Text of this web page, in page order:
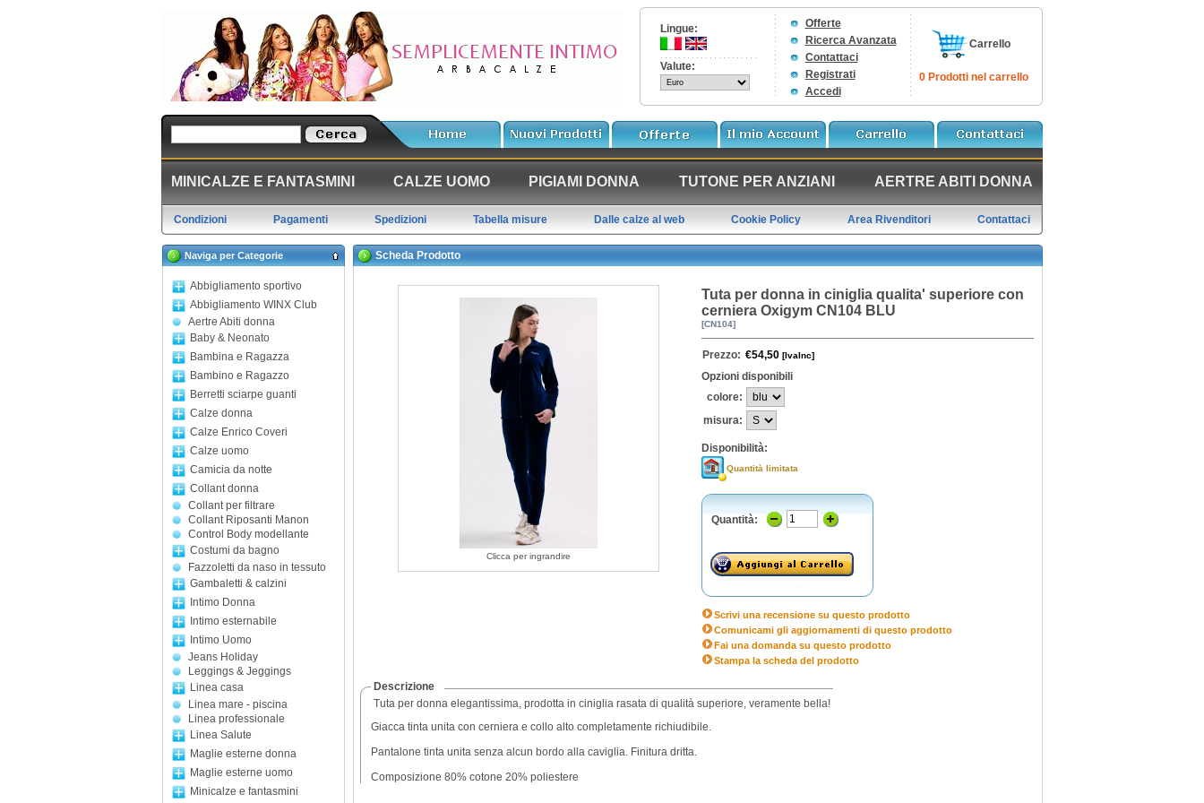
Lingue:
Valute:
Offerte
Ricerca Avanzata
Contattaci
Registrati
Accedi
Carrello
0 Prodotti nel carrello
MINICALZE E FANTASMINI CALZE UOMO PIGIAMI DONNA TUTONE PER ANZIANI AERTRE ABITI DONNA
Condizioni Pagamenti Spedizioni Tabella misure Dalle calze al web Cookie Policy Area Rivenditori Contattaci
Naviga per Categorie
Abbigliamento sportivo
Abbigliamento WINX Club
Aertre Abiti donna
Baby & Neonato
Bambina e Ragazza
Bambino e Ragazzo
Berretti sciarpe guanti
Calze donna
Calze Enrico Coveri
Calze uomo
Camicia da notte
Collant donna
Collant per filtrare
Collant Riposanti Manon
Control Body modellante
Costumi da bagno
Fazzoletti da naso in tessuto
Gambaletti & calzini
Intimo Donna
Intimo esternabile
Intimo Uomo
Jeans Holiday
Leggings & Jeggings
Linea casa
Linea mare - piscina
Linea professionale
Linea Salute
Maglie esterne donna
Maglie esterne uomo
Minicalze e fantasmini
Scheda Prodotto
Clicca per ingrandire
Tuta per donna in ciniglia qualita' superiore con
cerniera Oxigym CN104 BLU
[CN104]
Prezzo: €54,50 [IvaInc]
Opzioni disponibili
colore:
misura:
Disponibilità:
Quantità limitata
Quantità:
Scrivi una recensione su questo prodotto
Comunicami gli aggiornamenti di questo prodotto
Fai una domanda su questo prodotto
Stampa la scheda del prodotto
Descrizione
Tuta per donna elegantissima, prodotta in ciniglia rasata di qualità superiore, veramente bella!
Giacca tinta unita con cerniera e collo alto completamente richiudibile.
Pantalone tinta unita senza alcun bordo alla caviglia. Finitura dritta.
Composizione 80% cotone 20% poliestere